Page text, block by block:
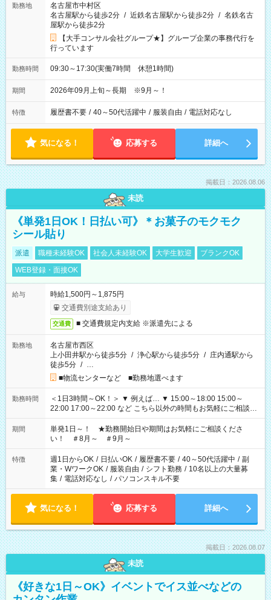
勤務地
名古屋市中村区
名古屋駅から徒歩2分 / 近鉄名古屋駅から徒歩2分 / 名鉄名古
屋駅から徒歩2分
【大手コンサル会社グループ★】グループ企業の事務代行を
行っています
勤務時間 09:30～17:30(実働7時間 休憩1時間)
期間 2026年09月上旬～長期 ※9月～！
特徴 履歴書不要 / 40～50代活躍中 / 服装自由 / 電話対応なし
気になる！ 応募する 詳細へ
掲載日：2026.08.06
未読
《単発1日OK！日払い可》＊お菓子のモクモク
シール貼り
派遣 職種未経験OK 社会人未経験OK 大学生歓迎
ブランクOK
WEB登録・面接OK
給与
時給1,500円～1,875円
交通費別途支給あり
交通費 ■ 交通費規定内支給 ※派遣先による
勤務地
名古屋市西区
上小田井駅から徒歩5分 / 浄心駅から徒歩5分 / 庄内通駅から
徒歩5分 / …
■物流センターなど ■勤務地選べます
勤務時間
＜1日3時間～OK！＞ ▼ 例えば… ▼ 15:00～18:00 15:00～
22:00 17:00～22:00 など こちら以外の時間もお気軽にご相談く
ださい！
期間
単発1日～！ ★勤務開始日や期間はお気軽にご相談くださ
い！ ＃8月～ ＃9月～
特徴 週1日からOK / 日払いOK / 履歴書不要 / 40～50代活躍中 / 副
業・WワークOK / 服装自由 / シフト勤務 / 10名以上の大量募
集 / 電話対応なし / パソコンスキル不要
気になる！ 応募する 詳細へ
掲載日：2026.08.07
未読
《好きな1日～OK》イベントでイス並べなどの